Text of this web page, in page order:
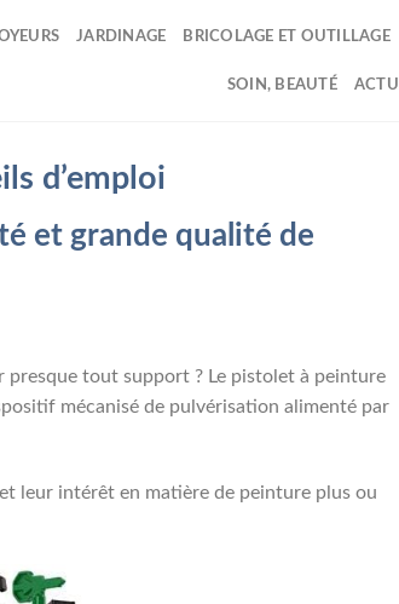
JARDINAGE BRICOLAGE ET OUTILLAGE
SOIN, BEAUTÉ ACTU
d’emploi
et grande qualité de
tout support ? Le pistolet à peinture
mécanisé de pulvérisation alimenté par
leur intérêt en matière de peinture plus ou